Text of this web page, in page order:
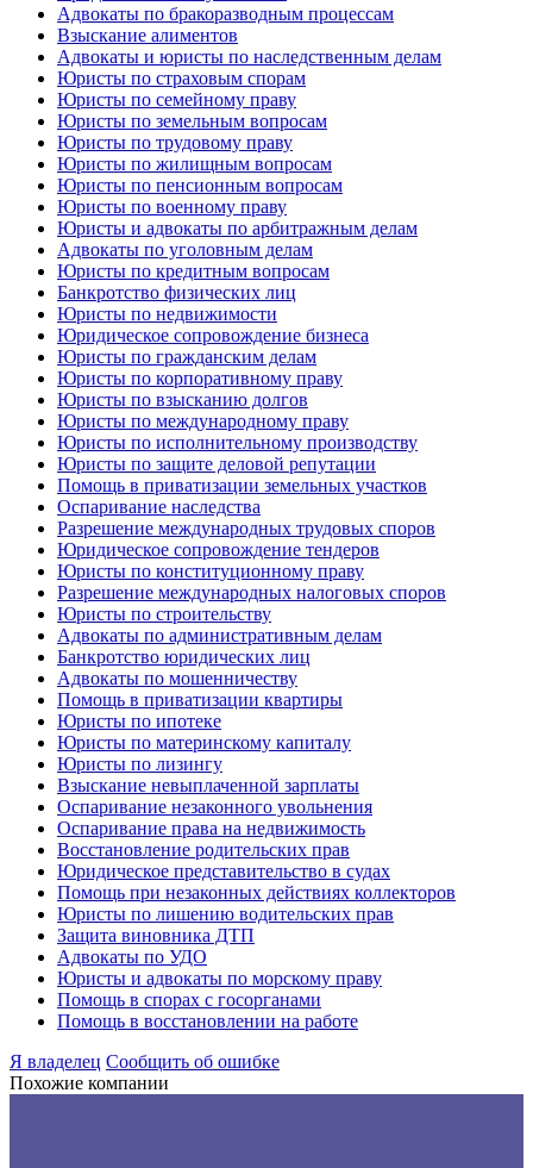
Адвокаты по бракоразводным процессам
Взыскание алиментов
Адвокаты и юристы по наследственным делам
Юристы по страховым спорам
Юристы по семейному праву
Юристы по земельным вопросам
Юристы по трудовому праву
Юристы по жилищным вопросам
Юристы по пенсионным вопросам
Юристы по военному праву
Юристы и адвокаты по арбитражным делам
Адвокаты по уголовным делам
Юристы по кредитным вопросам
Банкротство физических лиц
Юристы по недвижимости
Юридическое сопровождение бизнеса
Юристы по гражданским делам
Юристы по корпоративному праву
Юристы по взысканию долгов
Юристы по международному праву
Юристы по исполнительному производству
Юристы по защите деловой репутации
Помощь в приватизации земельных участков
Оспаривание наследства
Разрешение международных трудовых споров
Юридическое сопровождение тендеров
Юристы по конституционному праву
Разрешение международных налоговых споров
Юристы по строительству
Адвокаты по административным делам
Банкротство юридических лиц
Адвокаты по мошенничеству
Помощь в приватизации квартиры
Юристы по ипотеке
Юристы по материнскому капиталу
Юристы по лизингу
Взыскание невыплаченной зарплаты
Оспаривание незаконного увольнения
Оспаривание права на недвижимость
Восстановление родительских прав
Юридическое представительство в судах
Помощь при незаконных действиях коллекторов
Юристы по лишению водительских прав
Защита виновника ДТП
Адвокаты по УДО
Юристы и адвокаты по морскому праву
Помощь в спорах с госорганами
Помощь в восстановлении на работе
Я владелец Сообщить об ошибке
Похожие компании